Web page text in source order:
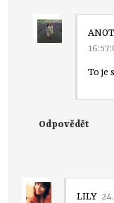
To je
Odpovědět
LILY